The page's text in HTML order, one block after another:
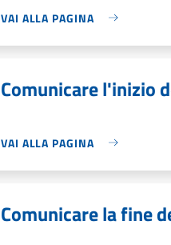
VAI ALLA PAGINA
Comunicare l'inizio
VAI ALLA PAGINA
Comunicare la fine